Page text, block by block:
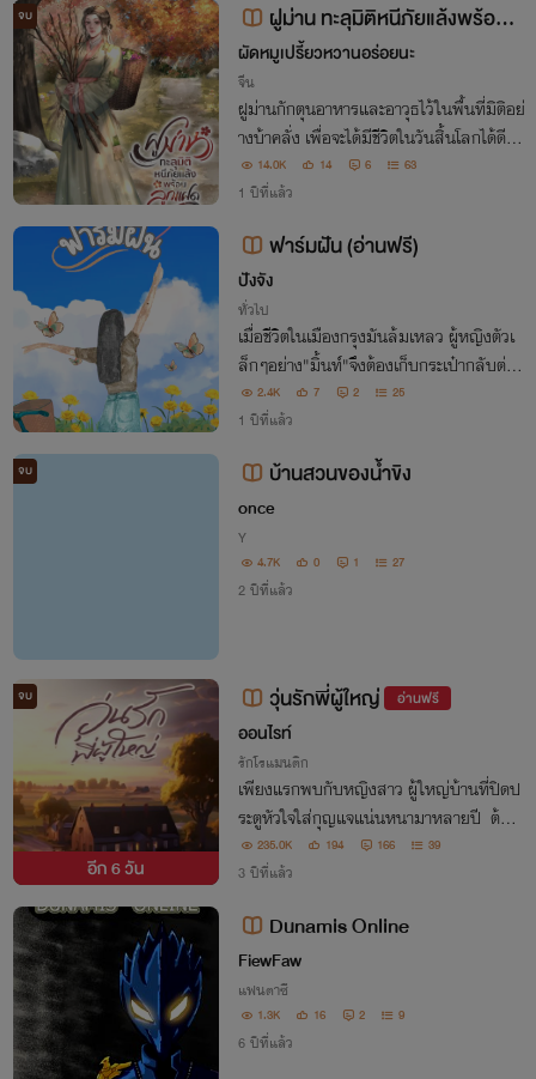
จบ
ฝูม่าน ทะลุมิติหนีภัยแล้งพร้อมลู
กแฝด
ผัดหมูเปรี้ยวหวานอร่อยนะ
จีน
ฝูม่านกักตุนอาหารและอาวุธไว้ในพื้นที่มิติอย่
างบ้าคลั่ง เพื่อจะได้มีชีวิตในวันสิ้นโลกได้ดีกว่
าชีวิตก่อน แต่เธอกลับถูกส่งมาอยู่ในร่างหญิ
งคนหนึ่งที่กำลังหอบห่อผ้าพาลูกแฝดหนีภัย
14.0K 14 6 63
1 ปีที่แล้ว
ฟาร์มฝัน (อ่านฟรี)
ปังจัง
ทั่วไป
เมื่อชีวิตในเมืองกรุงมันล้มเหลว ผู้หญิงตัวเ
ล็กๆอย่าง"มิ้นท์"จึงต้องเก็บกระเป๋ากลับต่าง
จังหวัด โดยมีเพียงที่ดินรกร้างและร้านขายข
องชำสภาพเก่าทรุดโทรมที่คุณยายทิ้งไว้ให้
2.4K 7 2 25
1 ปีที่แล้ว
จบ บ้านสวนของน้ำขิง
once
Y
4.7K 0 1 27
2 ปีที่แล้ว
จบ
อีก6 วัน
วุ่นรักพี่ผู้ใหญ่ อ่านฟรี
ออนไรท์
รักโรแมนติก
เพียงแรกพบกับหญิงสาว ผู้ใหญ่บ้านที่ปิดป
ระตูหัวใจใส่กุญแจแน่นหนามาหลายปี ต้อง
หวั่นไหวกลายเป็นคนคลั่งรักแบบไม่รู้เนื้อรู้ตั
ว
235.0K 194 166 39
3 ปีที่แล้ว
Dunamis Online
FiewFaw
แฟนตาซี
1.3K 16 2 9
6 ปีที่แล้ว